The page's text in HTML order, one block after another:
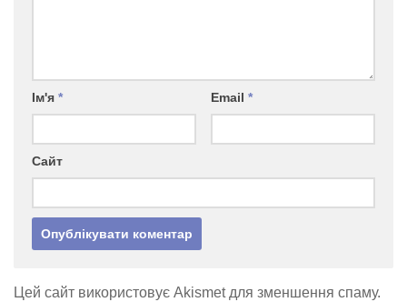
Ім'я * Email *
Сайт
Цей сайт використовує Akismet для зменшення спаму.